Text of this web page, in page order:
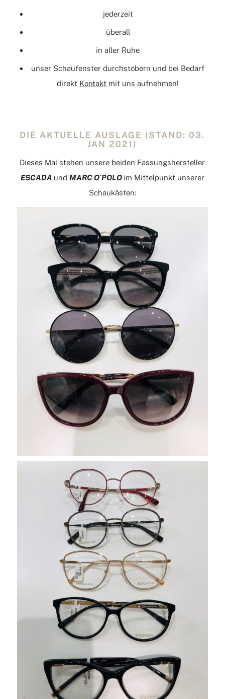
jederzeit
überall
in aller Ruhe
unser Schaufenster durchstöbern und bei Bedarf
direkt Kontakt mit uns aufnehmen!
DIE AKTUELLE AUSLAGE (STAND: 03.
JAN 2021)
Dieses Mal stehen unsere beiden Fassungshersteller
ESCADA und MARC O´POLO im Mittelpunkt unserer
Schaukästen: